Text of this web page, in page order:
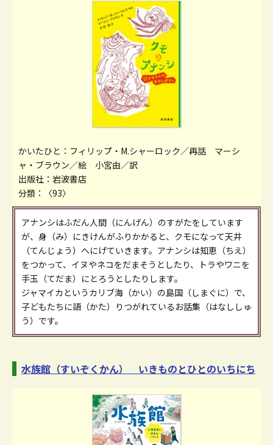
かいたひと：フィリップ・M.シャーロック／再話 マーシ
ャ・ブラウン／絵 小宮由／訳
出版社：岩波書店
分類：〈93〉
アナンシはふだん人間（にんげん）のすがたをしています
が、身（み）にきけんがふりかかると、クモになって天井
（てんじょう）へにげていきます。アナンシは知恵（ちえ）
をつかって、イヌやネコをだまそうとしたり、トラやワニを
手玉（てだま）にとろうとしたりします。
ジャマイカというカリブ海（かい）の島国（しまぐに）で、
子どもたちに語（かた）りつがれているお話集（はなししゅ
う）です。
水族館（すいぞくかん） いきものとひとのいちにち